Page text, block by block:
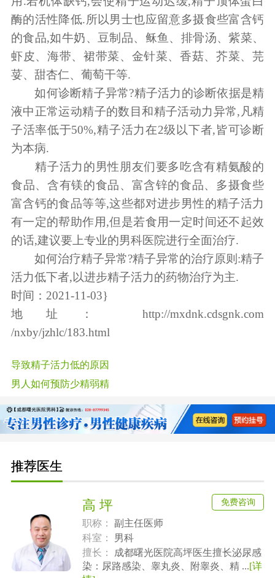
酶的活性降低.所以男士也应留意多摄食些富含钙
的食品,如牛奶、豆制品、稣鱼、排骨汤、紫菜、
虾皮、海带、裙带菜、金针菜、香菇、芥菜、芫
荽、甜杏仁、葡萄干等.
如何诊断精子异常?精子活力的诊断依据是精
液中正常运动精子的数目和精子活动力异常,凡精
子活率低于50%,精子活力在2级以下者,皆可诊断
为本病.
精子活力的男性朋友们要多吃含有精氨酸的
食品、含有镁的食品、富含锌的食品、多摄食些
富含钙的食品等等,这些都对进步男性的精子活力
有一定的帮助作用,但是若食用一定时间还不起效
的话,建议要上专业的男科医院进行全面治疗.
如何治疗精子异常?精子异常的治疗原则:精子
活力低下者,以进步精子活力的药物治疗为主.
时间：2021-11-03}
地址：
http://mxdnk.cdsgnk.com
/nxby/jzhlc/183.html
导致精子活力低的原因
男人如何预防少精弱精
推荐医生
高 坪
职称：
副主任医师
科室：
男科
擅长：
成都曙光医院高坪医生擅长泌尿感
染：尿路感染、睾丸炎、附睾炎、精 ...[详
免费咨询